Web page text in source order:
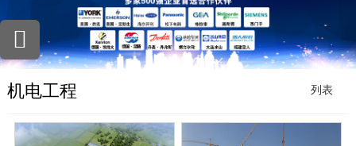
机电工程 列表